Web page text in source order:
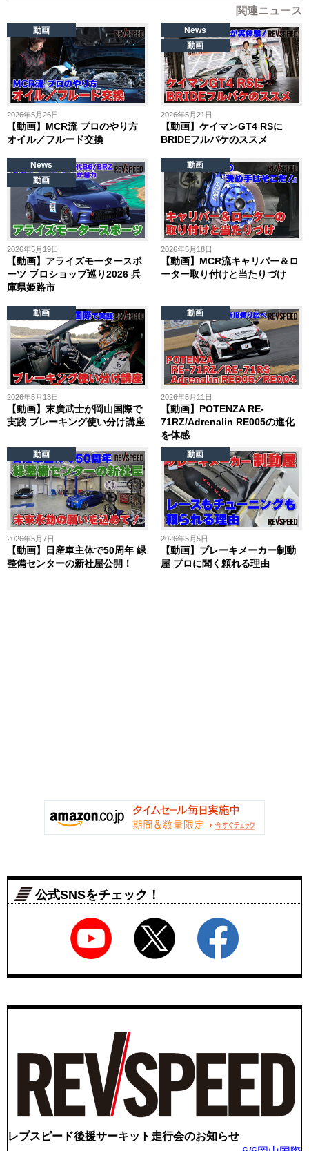
関連ニュース
2026年5月26日
【動画】MCR流 プロのやり方
オイル／フルード交換
動画
2026年5月21日
【動画】ケイマンGT4 RSに
BRIDEフルバケのススメ
News
動画
2026年5月19日
【動画】アライズモータースポ
ーツ プロショップ巡り2026 兵
庫県姫路市
News
動画
2026年5月18日
【動画】MCR流キャリパー＆ロ
ーター取り付けと当たりづけ
動画
2026年5月13日
【動画】末廣武士が岡山国際で
実践 ブレーキング使い分け講座
動画
2026年5月11日
【動画】POTENZA RE-
71RZ/Adrenalin RE005の進化
を体感
動画
2026年5月7日
【動画】日産車主体で50周年 緑
整備センターの新社屋公開！
動画
2026年5月5日
【動画】ブレーキメーカー制動
屋 プロに聞く頼れる理由
動画
公式SNSをチェック！
レブスピード後援サーキット走行会のお知らせ